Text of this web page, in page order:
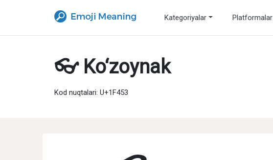
Kategoriyalar Platformalar
👓 Ko‘zoynak
Kod nuqtalari: U+1F453